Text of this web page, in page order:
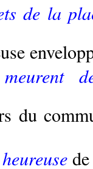
de la
du